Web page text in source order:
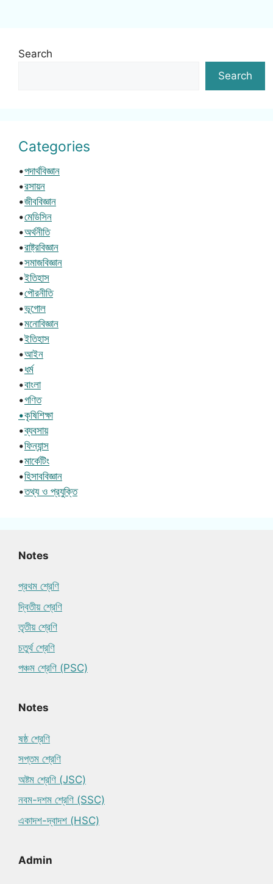
Search
Search
Categories
•পদার্থবিজ্ঞান
•রসায়ন
•জীববিজ্ঞান
•মেডিসিন
•অর্থনীতি
•রাষ্ট্রবিজ্ঞান
•সমাজবিজ্ঞান
•ইতিহাস
•পৌরনীতি
•ভূগোল
•মনোবিজ্ঞান
•ইতিহাস
•আইন
•ধর্ম
•বাংলা
•গণিত
•কৃষিশিক্ষা
•ব্যবসায়
•ফিন্যান্স
•মার্কেটিং
•হিসাববিজ্ঞান
•তথ্য ও প্রযুক্তি
Notes
প্রথম শ্রেণি
দ্বিতীয় শ্রেণি
তৃতীয় শ্রেণি
চতুর্থ শ্রেণি
পঞ্চম শ্রেণি (PSC)
Notes
ষষ্ঠ শ্রেণি
সপ্তম শ্রেণি
অষ্টম শ্রেণি (JSC)
নবম-দশম শ্রেণি (SSC)
একাদশ-দ্বাদশ (HSC)
Admin